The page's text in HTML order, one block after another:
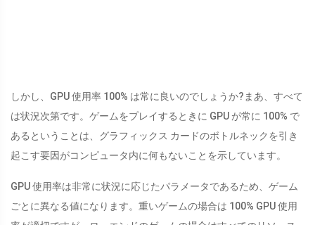
しかし、GPU 使用率 100% は常に良いのでしょうか?まあ、すべて
は状況次第です。ゲームをプレイするときに GPU が常に 100% で
あるということは、グラフィックス カードのボトルネックを引き
起こす要因がコンピュータ内に何もないことを示しています。
GPU 使用率は非常に状況に応じたパラメータであるため、ゲーム
ごとに異なる値になります。重いゲームの場合は 100% GPU 使用